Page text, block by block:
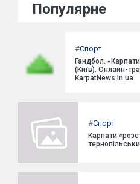
Популярне
#Спорт
Гандбол.
(Київ). Онлайн-
KarpatNews.in.ua
#Спорт
Карпати